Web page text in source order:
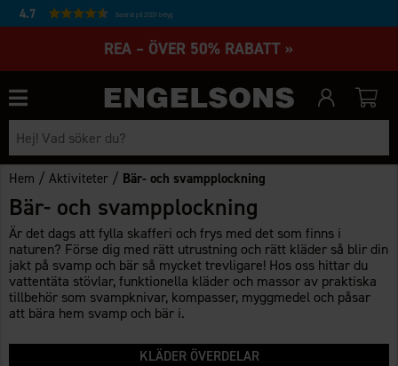
4.7 Baserat på 27231 betyg
REA – ÖVER 50% RABATT »
Hem /Aktiviteter / Bär- och svampplockning
Bär- och svampplockning
Är det dags att fylla skafferi och frys med det som finns i
naturen? Förse dig med rätt utrustning och rätt kläder så blir din
jakt på svamp och bär så mycket trevligare! Hos oss hittar du
vattentäta stövlar, funktionella kläder och massor av praktiska
tillbehör som svampknivar, kompasser, myggmedel och påsar
att bära hem svamp och bär i.
KLÄDER ÖVERDELAR